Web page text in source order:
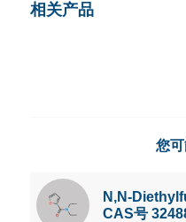
相关产品
您
N,N-
CAS号